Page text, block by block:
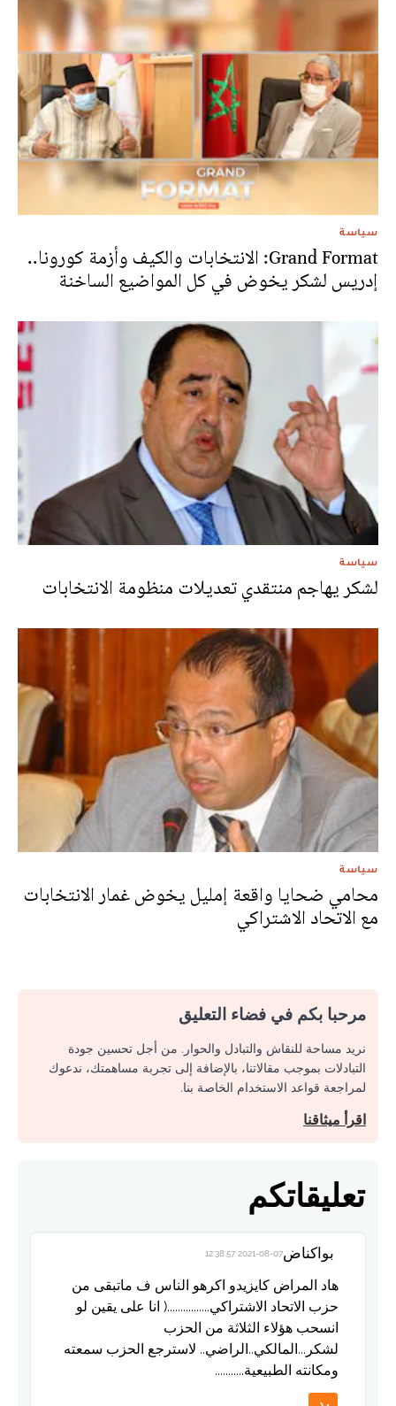
سياسة
Grand Format: الانتخابات والكيف وأزمة كورونا..
إدريس لشكر يخوض في كل المواضيع الساخنة
سياسة
لشكر يهاجم منتقدي تعديلات منظومة الانتخابات
سياسة
محامي ضحايا واقعة إمليل يخوض غمار الانتخابات
مع الاتحاد الاشتراكي
مرحبا بكم في فضاء التعليق
نريد مساحة للنقاش والتبادل والحوار. من أجل تحسين جودة
التبادلات بموجب مقالاتنا، بالإضافة إلى تجربة مساهمتك، ندعوك
لمراجعة قواعد الاستخدام الخاصة بنا.
اقرأ ميثاقنا
تعليقاتكم
بواكناض2021-08-07 12:38:57
هاد المراض كايزيدو اكرهو الناس ف ماتبقى من
حزب الاتحاد الاشتراكي................( انا على يقين لو
انسحب هؤلاء الثلاثة من الحزب
لشكر...المالكي..الراضي.. لاسترجع الحزب سمعته
ومكانته الطبيعية...........